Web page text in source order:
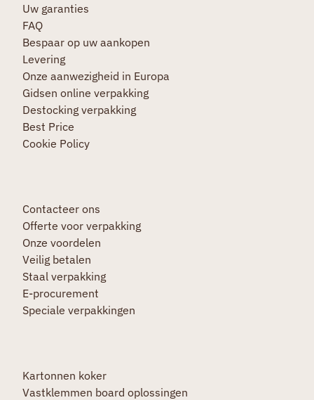
Uw garanties
FAQ
Bespaar op uw aankopen
Levering
Onze aanwezigheid in Europa
Gidsen online verpakking
Destocking verpakking
Best Price
Cookie Policy
Contacteer ons
Offerte voor verpakking
Onze voordelen
Veilig betalen
Staal verpakking
E-procurement
Speciale verpakkingen
Kartonnen koker
Vastklemmen board oplossingen